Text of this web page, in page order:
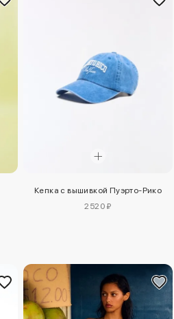
Кепка с вышивкой Пуэрто-Рико
2520 ₽